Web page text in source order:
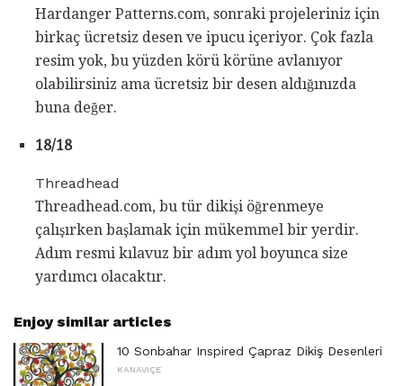
Hardanger Patterns.com, sonraki projeleriniz için
birkaç ücretsiz desen ve ipucu içeriyor. Çok fazla
resim yok, bu yüzden körü körüne avlanıyor
olabilirsiniz ama ücretsiz bir desen aldığınızda
buna değer.
18/18
Threadhead
Threadhead.com, bu tür dikişi öğrenmeye
çalışırken başlamak için mükemmel bir yerdir.
Adım resmi kılavuz bir adım yol boyunca size
yardımcı olacaktır.
Enjoy similar articles
10 Sonbahar Inspired Çapraz Dikiş Desenleri
KANAVIÇE